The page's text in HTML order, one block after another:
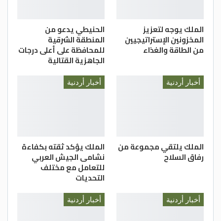
الملك يوجه لتعزيز
المخزونين الإستراتيجيين
من الطاقة والغذاء
الحنيطي يدعو من
المنطقة الشرقية
للمحافظة على أعلى درجات
الجاهزية القتالية
أخبار أردنية
الملك يلتقي مجموعة من
رفاق السلاح
أخبار أردنية
الملك يؤكد ثقته بكفاءة
نشامى الجيش العربي
للتعامل مع مختلف
التحديات
أخبار أردنية أخبار أردنية